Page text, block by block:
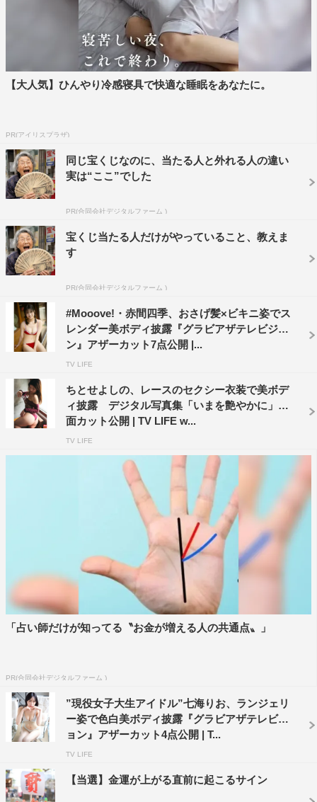
【大人気】ひんやり冷感寝具で快適な睡眠をあなたに。
PR(アイリスプラザ)
同じ宝くじなのに、当たる人と外れる人の違い
実は“ここ”でした
PR(合同会社デジタルファーム )
宝くじ当たる人だけがやっていること、教えま
す
PR(合同会社デジタルファーム )
#Mooove!・赤間四季、おさげ髪×ビキニ姿でス
レンダー美ボディ披露『グラビアザテレビジョ
ン』アザーカット7点公開 |...
TV LIFE
ちとせよしの、レースのセクシー衣装で美ボデ
ィ披露 デジタル写真集「いまを艶やかに」誌
面カット公開 | TV LIFE w...
TV LIFE
「占い師だけが知ってる〝お金が増える人の共通点〟」
PR(合同会社デジタルファーム )
”現役女子大生アイドル”七海りお、ランジェリ
ー姿で色白美ボディ披露『グラビアザテレビジ
ョン』アザーカット4点公開 | T...
TV LIFE
【当選】金運が上がる直前に起こるサイン